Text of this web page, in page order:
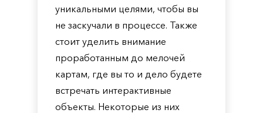
уникальными целями, чтобы вы
не заскучали в процессе. Также
стоит уделить внимание
проработанным до мелочей
картам, где вы то и дело будете
встречать интерактивные
объекты. Некоторые из них